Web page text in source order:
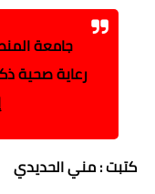
جامعة
رعاية صحية
كتبت : مني الحديدي